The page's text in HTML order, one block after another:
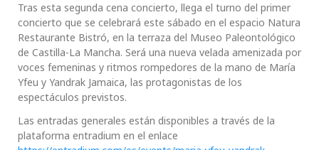
Tras esta segunda cena concierto, llega el turno del primer
concierto que se celebrará este sábado en el espacio Natura
Restaurante Bistró, en la terraza del Museo Paleontológico
de Castilla-La Mancha. Será una nueva velada amenizada por
voces femeninas y ritmos rompedores de la mano de María
Yfeu y Yandrak Jamaica, las protagonistas de los
espectáculos previstos.
Las entradas generales están disponibles a través de la
plataforma entradium en el enlace